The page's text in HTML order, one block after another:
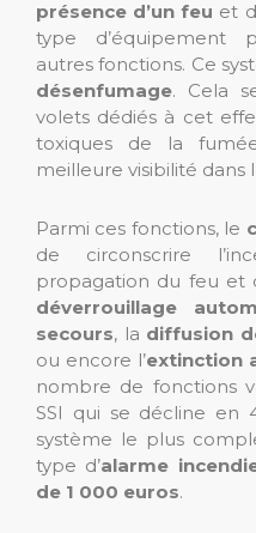
présence d’un feu et
type d’équipement
autres fonctions. Ce
désenfumage. Cela
volets dédiés à cet
toxiques de la
meilleure visibilité dans
Parmi ces fonctions, le
de circonscrire
propagation du feu et
déverrouillage
secours, la diffusion
ou encore l’extinction
nombre de fonctions
SSI qui se décline en
système le plus
type d’alarme
de 1 000 euros.